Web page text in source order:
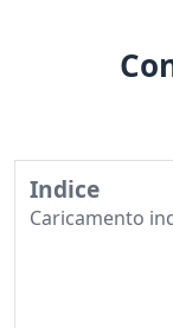
Indice
Caricamento